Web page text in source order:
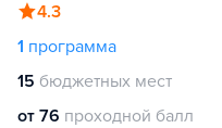
4.3
1 программа
15 бюджетных мест
от 76 проходной балл